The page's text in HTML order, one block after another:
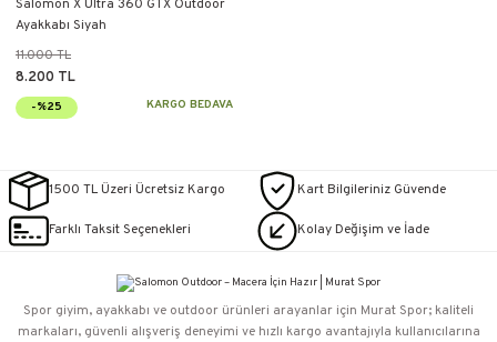
Salomon X Ultra 360 GTX Outdoor
Ayakkabı Siyah
11.000 TL
8.200 TL
-%25 KARGO BEDAVA
1500 TL Üzeri Ücretsiz Kargo Kart Bilgileriniz Güvende
Farklı Taksit Seçenekleri Kolay Değişim ve İade
Spor giyim, ayakkabı ve outdoor ürünleri arayanlar için Murat Spor; kaliteli
markaları, güvenli alışveriş deneyimi ve hızlı kargo avantajıyla kullanıcılarına